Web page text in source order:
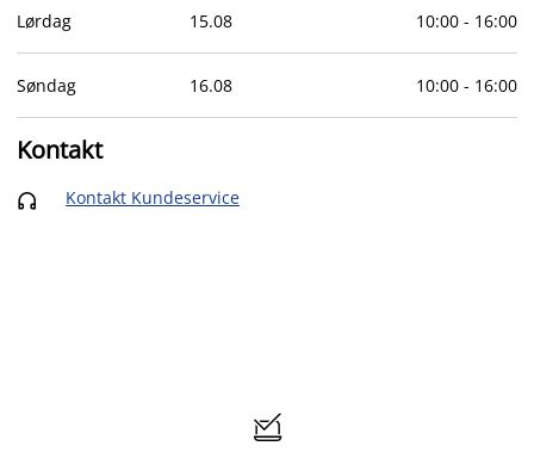
Lørdag 15.08 10:00- 16:00
Søndag 16.08 10:00- 16:00
Kontakt
 Kontakt Kundeservice
